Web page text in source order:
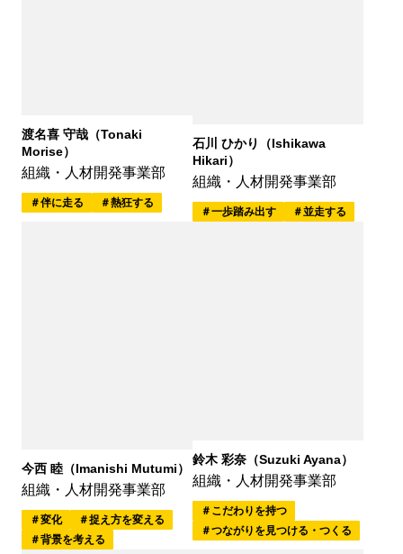
渡名喜 守哉（Tonaki
Morise）
組織・人材開発事業部
伴に走る 熱狂する
石川 ひかり（Ishikawa
Hikari）
組織・人材開発事業部
一歩踏み出す 並走する
今西 睦（Imanishi Mutumi）
組織・人材開発事業部
変化
捉え方を変える
背景を考える
鈴木 彩奈（Suzuki Ayana）
組織・人材開発事業部
こだわりを持つ
つながりを見つける・つくる